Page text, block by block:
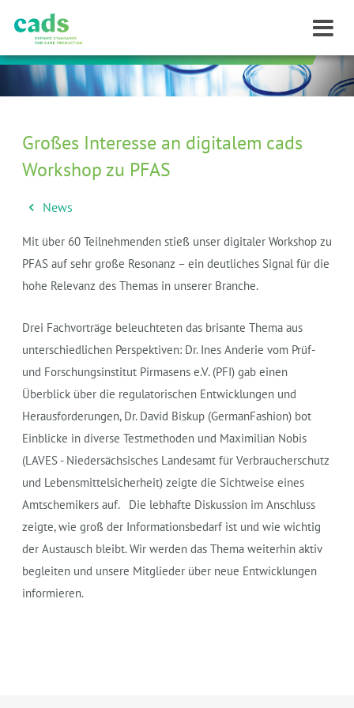
Großes Interesse an digitalem cads
Workshop zu PFAS
News
Mit über 60 Teilnehmenden stieß unser digitaler Workshop zu
PFAS auf sehr große Resonanz – ein deutliches Signal für die
hohe Relevanz des Themas in unserer Branche.
Drei Fachvorträge beleuchteten das brisante Thema aus
unterschiedlichen Perspektiven: Dr. Ines Anderie vom Prüf-
und Forschungsinstitut Pirmasens e.V. (PFI) gab einen
Überblick über die regulatorischen Entwicklungen und
Herausforderungen, Dr. David Biskup (GermanFashion) bot
Einblicke in diverse Testmethoden und Maximilian Nobis
(LAVES - Niedersächsisches Landesamt für Verbraucherschutz
und Lebensmittelsicherheit) zeigte die Sichtweise eines
Amtschemikers auf. Die lebhafte Diskussion im Anschluss
zeigte, wie groß der Informationsbedarf ist und wie wichtig
der Austausch bleibt. Wir werden das Thema weiterhin aktiv
begleiten und unsere Mitglieder über neue Entwicklungen
informieren.